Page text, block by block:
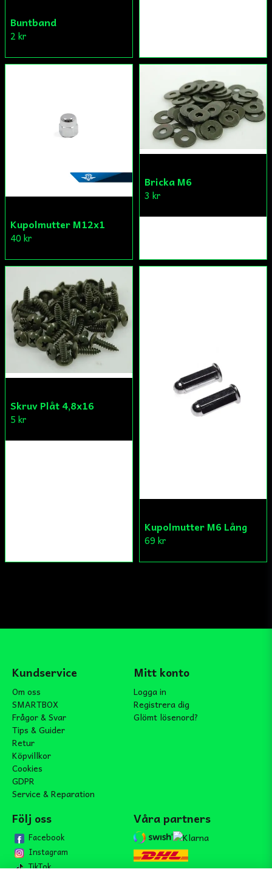
Buntband
2 kr
Kupolmutter M12x1
40 kr
Bricka M6
3 kr
Skruv Plåt 4,8x16
5 kr
Kupolmutter M6 Lång
69 kr
Kundservice
Om oss
SMARTBOX
Frågor & Svar
Tips & Guider
Retur
Köpvillkor
Cookies
GDPR
Service & Reparation
Mitt konto
Logga in
Registrera dig
Glömt lösenord?
Följ oss
Facebook
Instagram
TikTok
Våra partners